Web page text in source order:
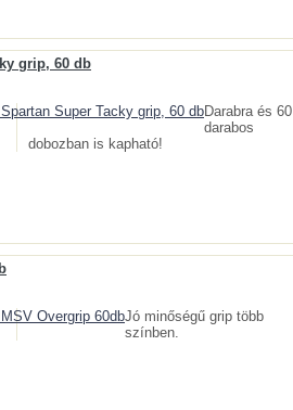
grip, 60 db
Darabra és 60
darabos
dobozban is kapható!
Jó minőségű grip több
színben.